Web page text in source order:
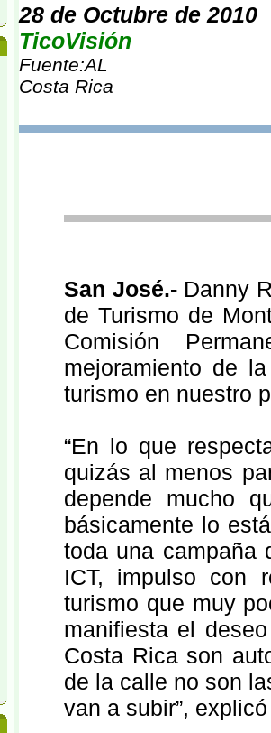
28 de Octubre de 2010
TicoVisión
Fuente:AL
Costa Rica
San José.- Danny
de Turismo de
Comisión
mejoramiento de
turismo en nuestro
“En lo que
quizás al menos
depende mucho
básicamente lo
toda una campaña
ICT, impulso con
turismo que muy
manifiesta el
Costa Rica son
de la calle no son
van a subir”,